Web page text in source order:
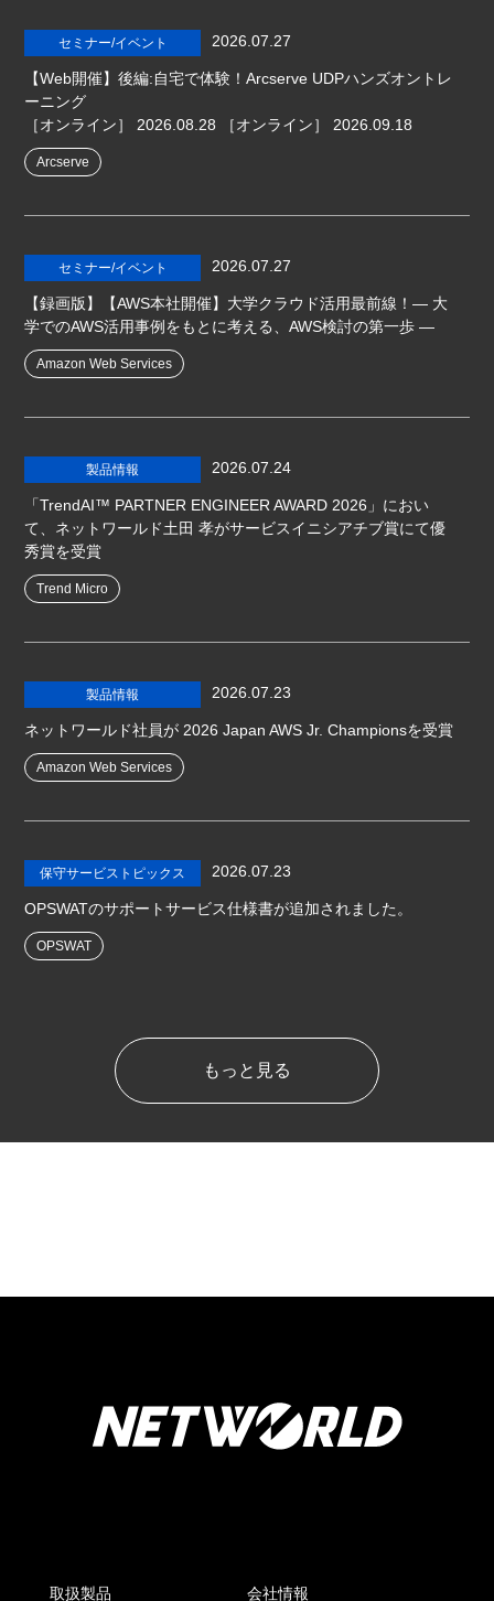
セミナー/イベント 2026.07.27
【Web開催】後編:自宅で体験！Arcserve UDPハンズオントレ
ーニング
［オンライン］
2026.08.28 ［オンライン］ 2026.09.18
Arcserve
セミナー/イベント 2026.07.27
【録画版】【AWS本社開催】大学クラウド活用最前線！― 大
学でのAWS活用事例をもとに考える、AWS検討の第一歩 ―
Amazon Web Services
製品情報 2026.07.24
「TrendAI™ PARTNER ENGINEER AWARD 2026」におい
て、ネットワールド土田 孝がサービスイニシアチブ賞にて優
秀賞を受賞
Trend Micro
製品情報 2026.07.23
ネットワールド社員が 2026 Japan AWS Jr. Championsを受賞
Amazon Web Services
保守サービストピックス 2026.07.23
OPSWATのサポートサービス仕様書が追加されました。
OPSWAT
もっと見る
取扱製品 会社情報